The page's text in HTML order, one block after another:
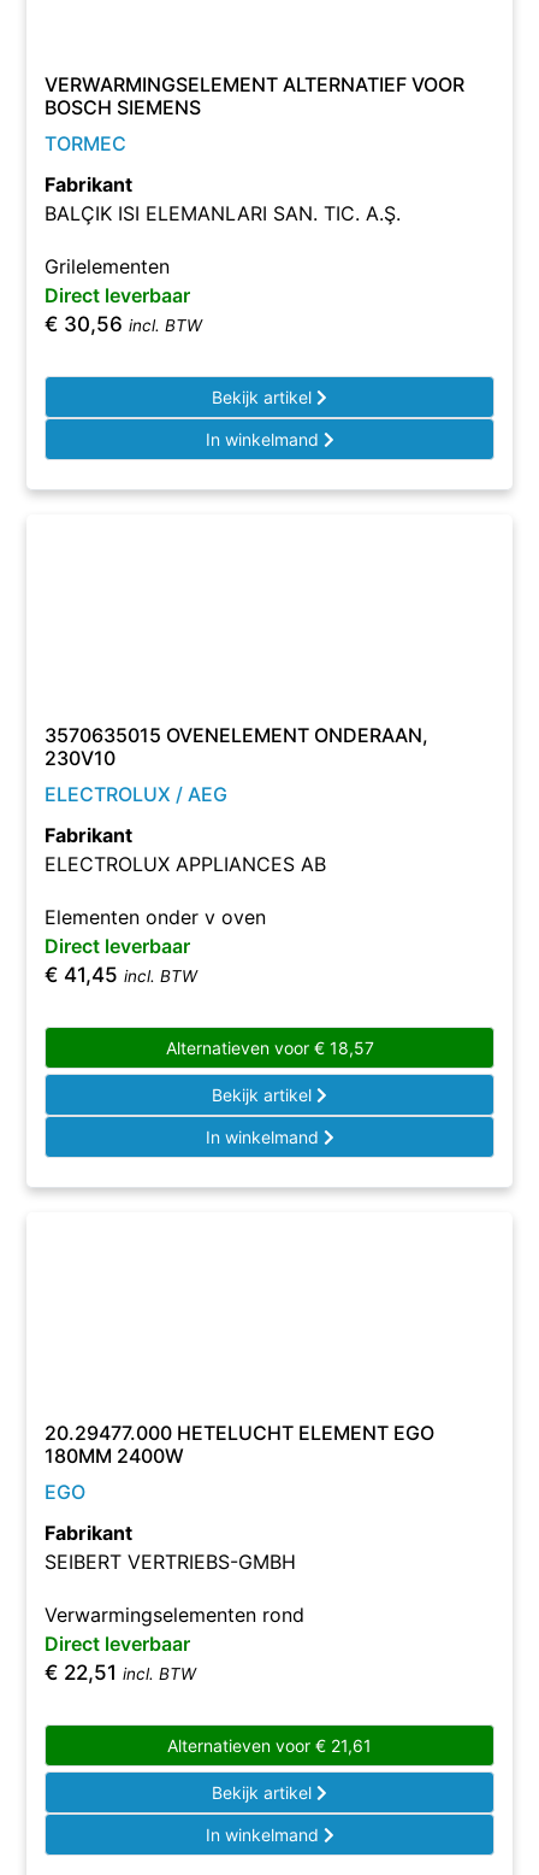
VERWARMINGSELEMENT ALTERNATIEF VOOR
BOSCH SIEMENS
TORMEC
Fabrikant
BALÇIK ISI ELEMANLARI SAN. TIC. A.Ş.
Grilelementen
Direct leverbaar
€ 30,56 incl. BTW
Bekijk artikel
In winkelmand
3570635015 OVENELEMENT ONDERAAN,
230V10
ELECTROLUX / AEG
Fabrikant
ELECTROLUX APPLIANCES AB
Elementen onder v oven
Direct leverbaar
€ 41,45 incl. BTW
Alternatieven voor €18,57
Bekijk artikel
In winkelmand
20.29477.000 HETELUCHT ELEMENT EGO
180MM 2400W
EGO
Fabrikant
SEIBERT VERTRIEBS-GMBH
Verwarmingselementen rond
Direct leverbaar
€ 22,51 incl. BTW
Alternatieven voor € 21,61
Bekijk artikel
In winkelmand